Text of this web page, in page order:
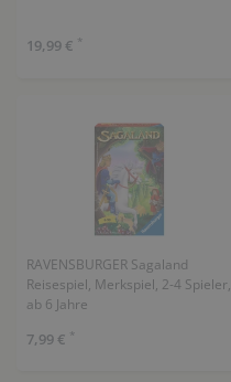
19,99 € *
RAVENSBURGER Sagaland
Reisespiel, Merkspiel, 2-4 Spieler,
ab 6 Jahre
7,99 € *